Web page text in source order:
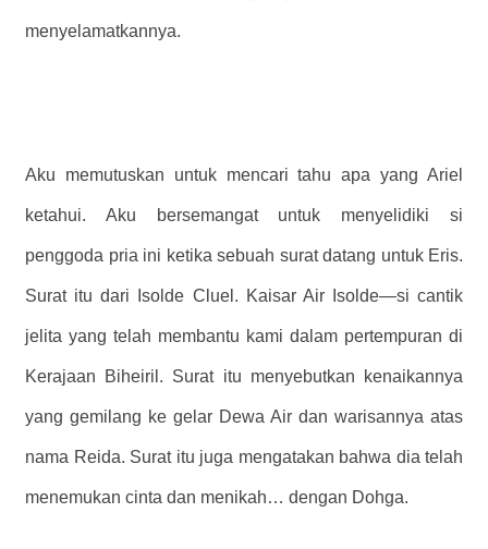
menyelamatkannya.
Aku memutuskan untuk mencari tahu apa yang Ariel
ketahui. Aku bersemangat untuk menyelidiki si
penggoda pria ini ketika sebuah surat datang untuk Eris.
Surat itu dari Isolde Cluel. Kaisar Air Isolde—si cantik
jelita yang telah membantu kami dalam pertempuran di
Kerajaan Biheiril. Surat itu menyebutkan kenaikannya
yang gemilang ke gelar Dewa Air dan warisannya atas
nama Reida. Surat itu juga mengatakan bahwa dia telah
menemukan cinta dan menikah… dengan Dohga.